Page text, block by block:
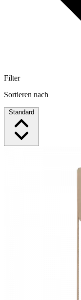
Filter
Sortieren nach
Standard